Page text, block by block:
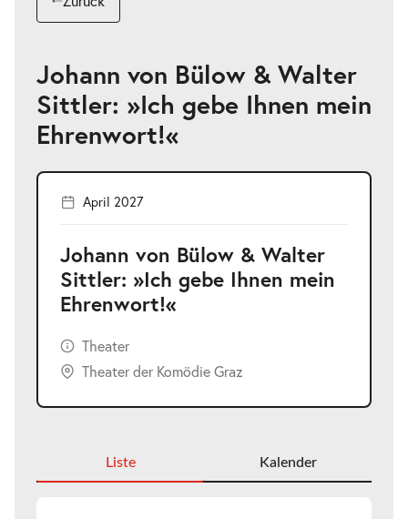
Johann von Bülow & Walter
Sittler: »Ich gebe Ihnen mein
Ehrenwort!«
April 2027
Johann von Bülow & Walter
Sittler: »Ich gebe Ihnen mein
Ehrenwort!«
Theater
Theater der Komödie Graz
Liste Kalender